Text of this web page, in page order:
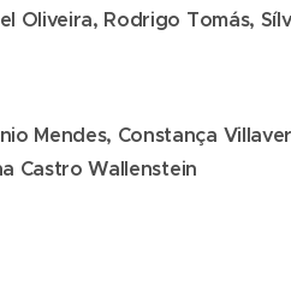
Oliveira, Rodrigo Tomás,
Mendes, Constança
Castro Wallenstein